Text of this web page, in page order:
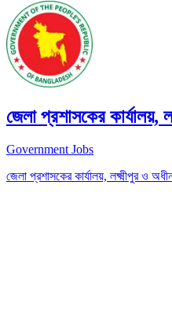
জেলা প্রশাসকের
Government Jobs
জেলা প্রশাসকের কার্যালয়, লক্ষ্মীপুর ও